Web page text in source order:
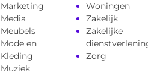
Marketing
Media
Meubels
Mode en
Kleding
Muziek
Woningen
Zakelijk
Zakelijke
Zorg